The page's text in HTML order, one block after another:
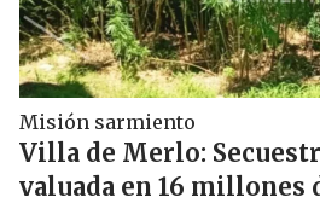
Misión sarmiento
Villa de Merlo:
valuada en 16 millones